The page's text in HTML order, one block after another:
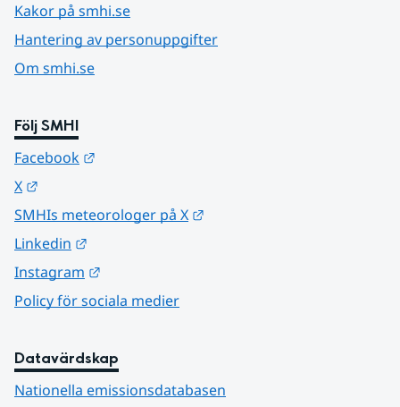
Kakor på smhi.se
Hantering av personuppgifter
Om smhi.se
Följ SMHI
Facebook
X
SMHIs meteorologer på X
Linkedin
Instagram
Policy för sociala medier
Datavärdskap
Nationella emissionsdatabasen